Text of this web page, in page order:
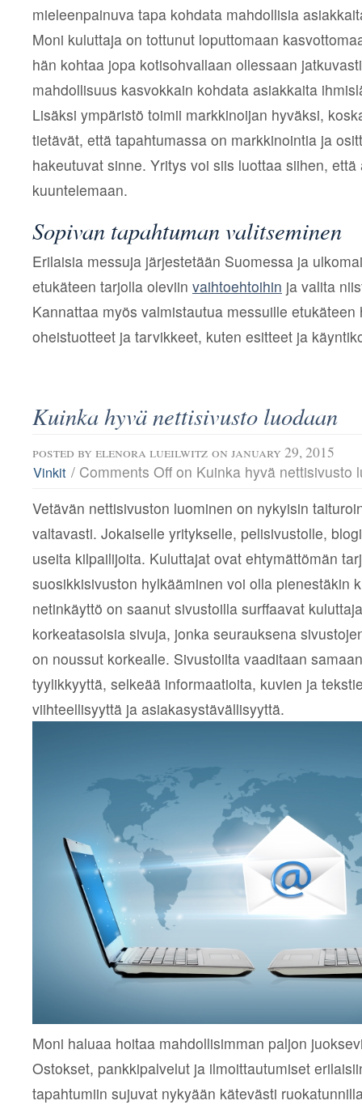
mieleenpainuva tapa kohdata mahdollisia
Moni kuluttaja on tottunut loputtomaan
hän kohtaa jopa kotisohvallaan ollessaan
mahdollisuus kasvokkain kohdata asiakkaita
Lisäksi ympäristö toimii markkinoijan hyväksi,
tietävät, että tapahtumassa on markkinointia ja
hakeutuvat sinne. Yritys voi siis luottaa siihen,
kuuntelemaan.
Sopivan tapahtuman valitseminen
Erilaisia messuja järjestetään Suomessa ja
etukäteen tarjolla oleviin vaihtoehtoihin ja valita
Kannattaa myös valmistautua messuille
oheistuotteet ja tarvikkeet, kuten esitteet ja
Kuinka hyvä nettisivusto luodaan
posted by elenora lueilwitz on january 29, 2015
Vinkit / Comments Off on Kuinka hyvä nettisivusto
Vetävän nettisivuston luominen on nykyisin
valtavasti. Jokaiselle yritykselle, pelisivustolle,
useita kilpailijoita. Kuluttajat ovat ehtymättömän
suosikkisivuston hylkääminen voi olla pienestäkin
netinkäyttö on saanut sivustoilla surffaavat
korkeatasoisia sivuja, jonka seurauksena
on noussut korkealle. Sivustoilta vaaditaan
tyylikkyyttä, selkeää informaatioita, kuvien ja
viihteellisyyttä ja asiakasystävällisyyttä.
Moni haluaa hoitaa mahdollisimman paljon
Ostokset, pankkipalvelut ja ilmoittautumiset
tapahtumiin sujuvat nykyään kätevästi